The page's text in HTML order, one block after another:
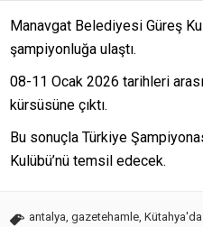
Manavgat Belediyesi Güreş
şampiyonluğa ulaştı.
08-11 Ocak 2026 tarihleri
kürsüsüne çıktı.
Bu sonuçla Türkiye
Kulübü’nü temsil edecek.
antalya gazetehamle